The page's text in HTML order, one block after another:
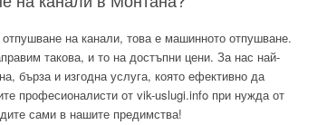
на канали, това е машинното отпушване.
такова, и то на достъпни цени. За нас най-
бърза и изгодна услуга, която ефективно да
професионалисти от vik-uslugi.info при нужда от
сами в нашите предимства!